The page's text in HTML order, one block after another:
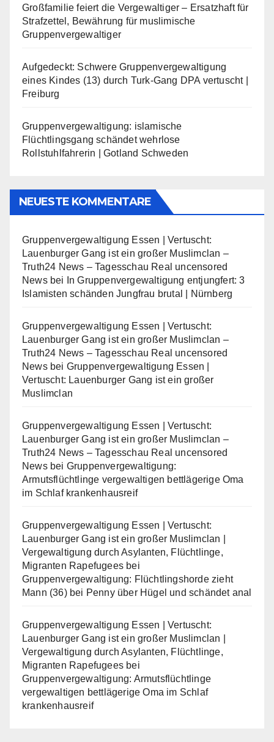
Großfamilie feiert die Vergewaltiger – Ersatzhaft für
Strafzettel, Bewährung für muslimische
Gruppenvergewaltiger
Aufgedeckt: Schwere Gruppenvergewaltigung
eines Kindes (13) durch Turk-Gang DPA vertuscht |
Freiburg
Gruppenvergewaltigung: islamische
Flüchtlingsgang schändet wehrlose
Rollstuhlfahrerin | Gotland Schweden
NEUESTE KOMMENTARE
Gruppenvergewaltigung Essen | Vertuscht:
Lauenburger Gang ist ein großer Muslimclan –
Truth24 News – Tagesschau Real uncensored
Newsbei
In Gruppenvergewaltigung entjungfert: 3
Islamisten schänden Jungfrau brutal | Nürnberg
Gruppenvergewaltigung Essen | Vertuscht:
Lauenburger Gang ist ein großer Muslimclan –
Truth24 News – Tagesschau Real uncensored
Newsbei Gruppenvergewaltigung Essen |
Vertuscht: Lauenburger Gang ist ein großer
Muslimclan
Gruppenvergewaltigung Essen | Vertuscht:
Lauenburger Gang ist ein großer Muslimclan –
Truth24 News – Tagesschau Real uncensored
Newsbei Gruppenvergewaltigung:
Armutsflüchtlinge vergewaltigen bettlägerige Oma
im Schlaf krankenhausreif
Gruppenvergewaltigung Essen | Vertuscht:
Lauenburger Gang ist ein großer Muslimclan |
Vergewaltigung durch Asylanten, Flüchtlinge,
Migranten Rapefugees bei
Gruppenvergewaltigung: Flüchtlingshorde zieht
Mann (36) bei Penny über Hügel und schändet anal
Gruppenvergewaltigung Essen | Vertuscht:
Lauenburger Gang ist ein großer Muslimclan |
Vergewaltigung durch Asylanten, Flüchtlinge,
Migranten Rapefugees bei
Gruppenvergewaltigung: Armutsflüchtlinge
vergewaltigen bettlägerige Oma im Schlaf
krankenhausreif